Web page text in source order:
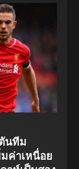
นทีม
ค่าเหนื่อย